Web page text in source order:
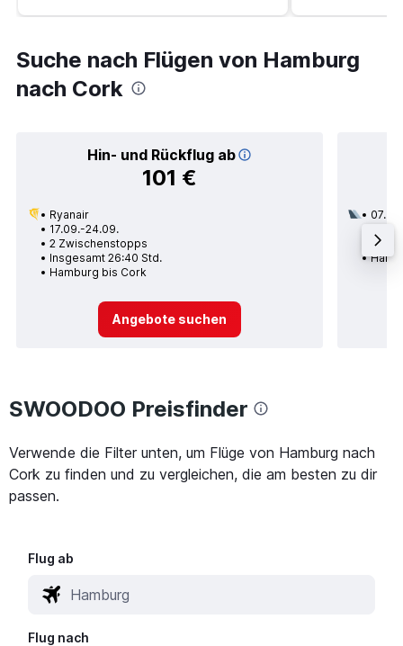
Suche nach Flügen von Hamburg
nach Cork
Hin- und Rückflug ab
101 €
Ryanair
17.09.-24.09.
2 Zwischenstopps
Insgesamt 26:40 Std.
Hamburg bis Cork
Angebote suchen
07.09.
SWOODOO Preisfinder
Verwende die Filter unten, um Flüge von Hamburg nach
Cork zu finden und zu vergleichen, die am besten zu dir
passen.
Flug ab
Flug nach